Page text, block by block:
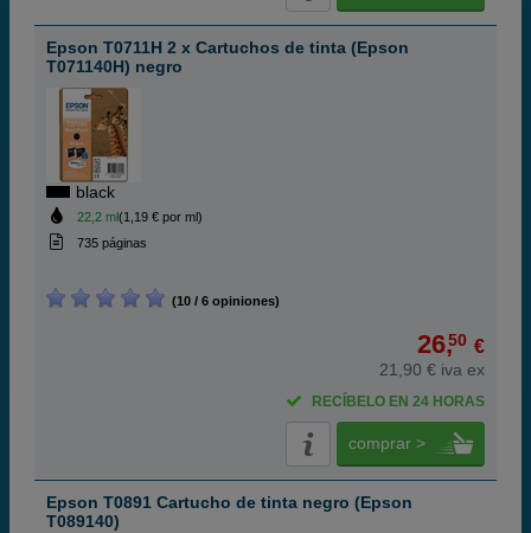
Epson T0711H 2 x Cartuchos de tinta (Epson
T071140H) negro
black
22,2 ml(1,19 € por ml)
735 páginas
(10 / 6 opiniones)
26,50 €
21,90 € iva ex
RECÍBELO EN 24 HORAS
comprar >
Epson T0891 Cartucho de tinta negro (Epson
T089140)